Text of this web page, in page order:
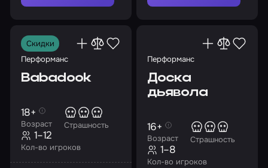
Скидки
Перформанс
Babadook
Возраст
18+
Страшность
Кол-во игроков
1–12
Перформанс
Доска
дьявола
Возраст
16+
Страшность
Кол-во игроков
1–8